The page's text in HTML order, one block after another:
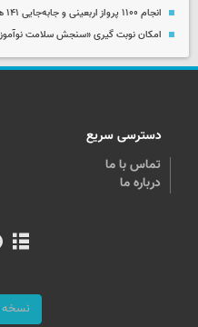
انجام ۱۱۰۰ پرواز اربعینی و جابه‌جایی ۱۴۱ هزار زائر تا ۱۲ مرداد
امکان نوبت گیری «سنجش سلامت
دسترسی سریع
تماس با ما
درباره ما